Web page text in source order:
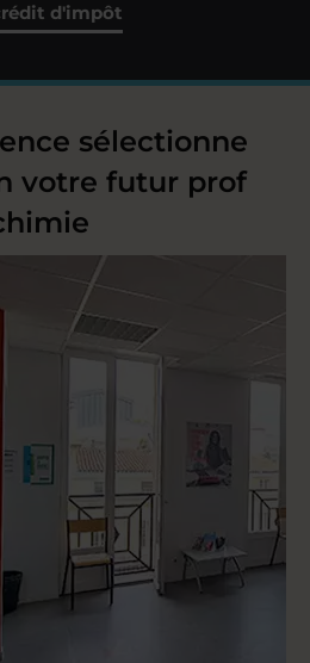
d'impôt
sélectionne
votre futur prof